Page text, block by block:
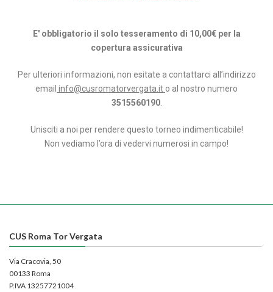
E' obbligatorio il solo tesseramento di 10,00€ per la
copertura assicurativa
Per ulteriori informazioni, non esitate a contattarci all’indirizzo
email info@cusromatorvergata.it o al nostro numero
3515560190.
Unisciti a noi per rendere questo torneo indimenticabile!
Non vediamo l’ora di vedervi numerosi in campo!
CUS Roma Tor Vergata
Via Cracovia, 50
00133 Roma
P.IVA 13257721004